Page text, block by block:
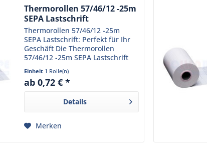
Thermorollen 57/46/12 -25m
SEPA Lastschrift
Thermorollen 57/46/12 -25m
SEPA Lastschrift: Perfekt für Ihr
Geschäft Die Thermorollen
57/46/12 -25m SEPA Lastschrift
Einzelhandelsgeschäfte und
Gastronomiebetriebe mit
Hergestellt...
Einheit 1 Rolle(n)
ab 0,72 € *
Details
Merken